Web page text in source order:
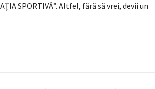
SPORTIVĂ”. Altfel, fără să vrei, devii un